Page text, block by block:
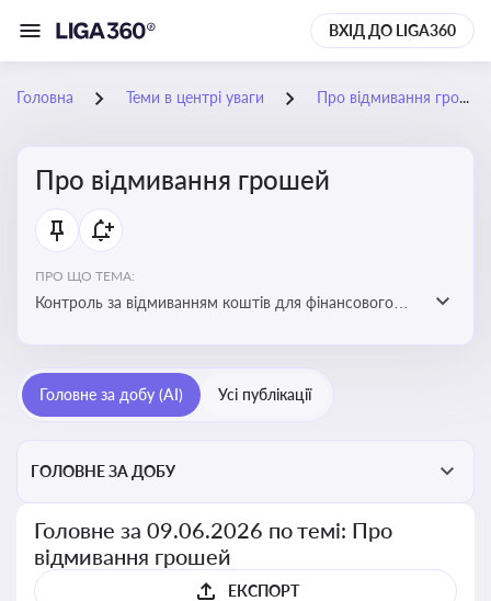
ВХІД ДО LIGA360
Головна Теми в центрі уваги Про відмивання грошей
Про відмивання грошей
ПРО ЩО ТЕМА:
Контроль за відмиванням коштів для фінансового
сплати податків. Вбудовування AML у договори та
Головне за добу (AI) Усі публікації
ГОЛОВНЕ ЗА ДОБУ
Головне за 09.06.2026 по темі: Про
відмивання грошей
ЕКСПОРТ